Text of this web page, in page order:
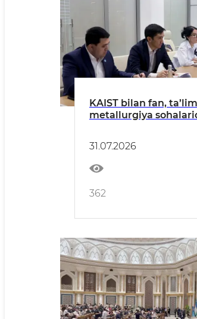
KAIST bilan fan,
metallurgiya
31.07.2026
362